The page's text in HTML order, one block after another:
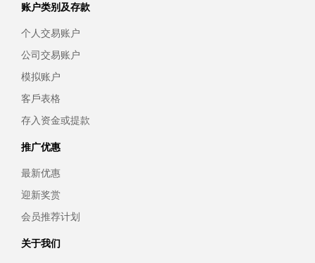
账户类别及存款
个人交易账户
公司交易账户
模拟账户
客戶表格
存入资金或提款
推广优惠
最新优惠
迎新奖赏
会员推荐计划
关于我们